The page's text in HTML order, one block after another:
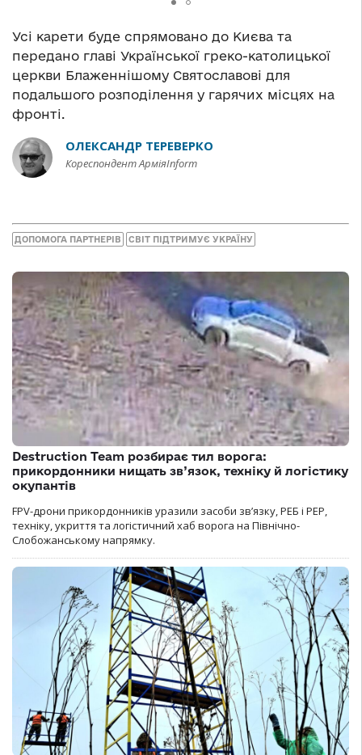
Усі карети буде спрямовано до Києва та
передано главі Української греко-католицької
церкви Блаженнішому Святославові для
подальшого розподілення у гарячих місцях на
фронті.
ОЛЕКСАНДР ТЕРЕВЕРКО
Кореспондент АрміяInform
ДОПОМОГА ПАРТНЕРІВ СВІТ ПІДТРИМУЄ УКРАЇНУ
Destruction Team розбирає тил ворога:
прикордонники нищать зв’язок, техніку й логістику
окупантів
FPV-дрони прикордонників уразили засоби зв’язку, РЕБ і РЕР,
техніку, укриття та логістичний хаб ворога на Північно-
Слобожанському напрямку.